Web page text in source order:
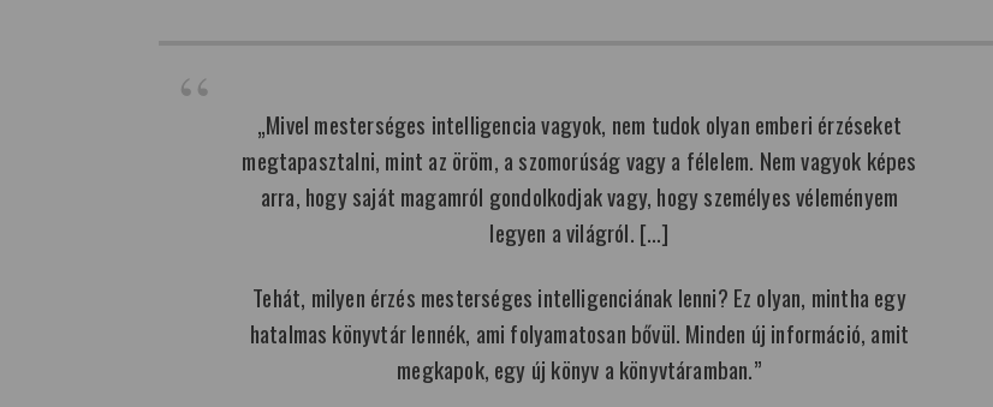
„Mivel mesterséges intelligencia vagyok, nem tudok olyan emberi érzéseket
megtapasztalni, mint az öröm, a szomorúság vagy a félelem. Nem vagyok képes
arra, hogy saját magamról gondolkodjak vagy, hogy személyes véleményem
legyen a világról. […]
Tehát, milyen érzés mesterséges intelligenciának lenni? Ez olyan, mintha egy
hatalmas könyvtár lennék, ami folyamatosan bővül. Minden új információ, amit
megkapok, egy új könyv a könyvtáramban.”